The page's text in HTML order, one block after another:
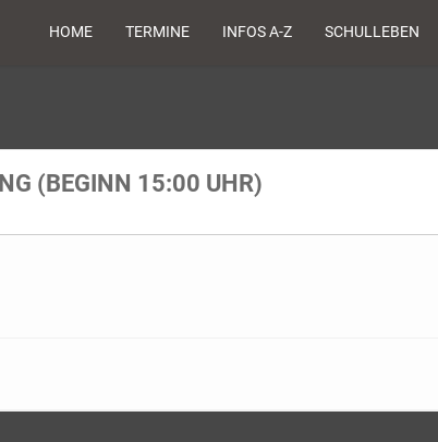
HOME TERMINE INFOS A-Z SCHULLEBEN
(BEGINN 15:00 UHR)